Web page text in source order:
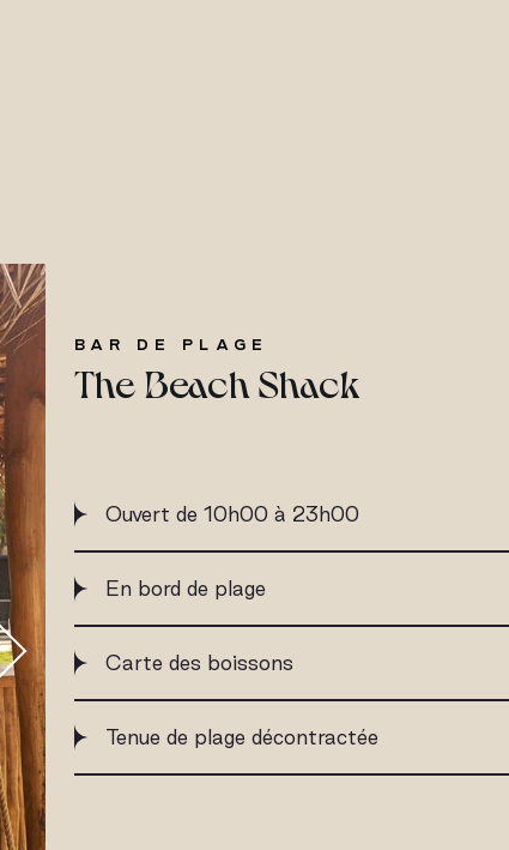
BAR DE PLAGE
The Beach Shack
Ouvert de 10h00 à 23h00
En bord de plage
Carte des boissons
Tenue de plage décontractée